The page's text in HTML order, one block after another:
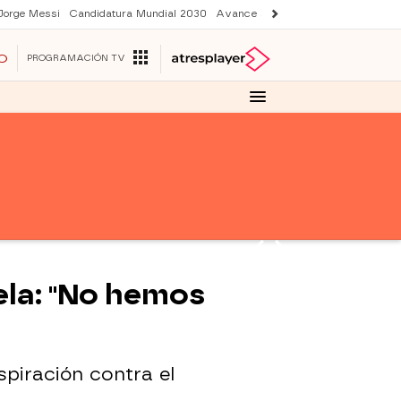
Messi Candidatura Mundial 2030 Avance Sueños de libertad
PROGRAMACIÓN TV
"No hemos
contra el